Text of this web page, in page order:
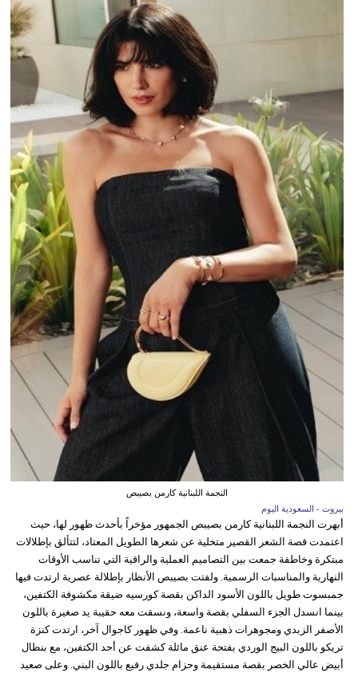
النجمة اللبنانية كارمن بصيبص
بيروت - السعودية اليوم
أبهرت النجمة اللبنانية كارمن بصيبص الجمهور مؤخراً بأحدث ظهور لها، حيث
اعتمدت قصة الشعر القصير متخلية عن شعرها الطويل المعتاد، لتتألق بإطلالات
مبتكرة وخاطفة جمعت بين التصاميم العملية والراقية التي تناسب الأوقات
النهارية والمناسبات الرسمية. ولفتت بصيبص الأنظار بإطلالة عصرية ارتدت فيها
جمبسوت طويل باللون الأسود الداكن بقصة كورسيه ضيقة مكشوفة الكتفين،
بينما انسدل الجزء السفلي بقصة واسعة، ونسقت معه حقيبة يد صغيرة باللون
الأصفر الزبدي ومجوهرات ذهبية ناعمة. وفي ظهور كاجوال آخر، ارتدت كنزة
تريكو باللون البيج الوردي بفتحة عنق مائلة كشفت عن أحد الكتفين، مع بنطال
أبيض عالي الخصر بقصة مستقيمة وحزام جلدي رفيع باللون البني. وعلى صعيد